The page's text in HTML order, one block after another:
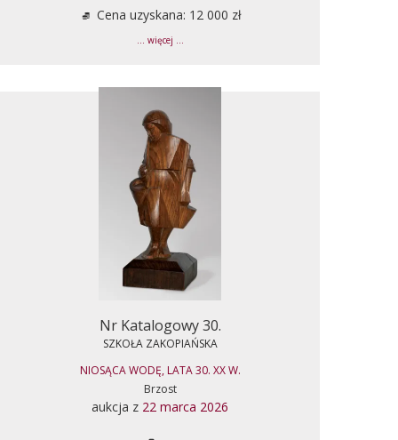
Cena uzyskana: 12 000 zł
... więcej ...
Nr Katalogowy 30.
SZKOŁA ZAKOPIAŃSKA
NIOSĄCA WODĘ, LATA 30. XX W.
Brzost
aukcja z 22 marca 2026